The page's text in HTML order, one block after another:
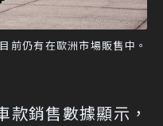
仍有在歐洲市場販售中。
銷售數據顯示，